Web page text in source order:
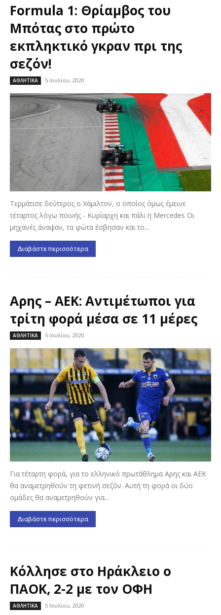
Formula 1: Θρίαμβος του
Μπότας στο πρώτο
εκπληκτικό γκραν πρι της
σεζόν!
ΑΘΛΗΤΙΚΑ 5 Ιουλίου, 2020
Τερμάτισε δεύτερος ο Χάμιλτον, ο οποίος όμως έμεινε
τέταρτος λόγω ποινής - Κυρίαρχη και πάλι η Mercedes Οι
μηχανές άναψαν, τα φώτα έσβησαν και το...
Διαβάστε περισσότερα
Αρης – ΑΕΚ: Αντιμέτωποι για
τρίτη φορά μέσα σε 11 μέρες
ΑΘΛΗΤΙΚΑ 5 Ιουλίου, 2020
Για τέταρτη φορά, για το ελληνικό πρωτάθλημα Αρης και ΑΕΚ
θα αναμετρηθούν τη φετινή σεζόν. Αυτή τη φορά οι δύο
ομάδες θα αναμετρηθούν για...
Διαβάστε περισσότερα
Κόλλησε στο Ηράκλειο ο
ΠΑΟΚ, 2-2 με τον ΟΦΗ
ΑΘΛΗΤΙΚΑ 5 Ιουλίου, 2020